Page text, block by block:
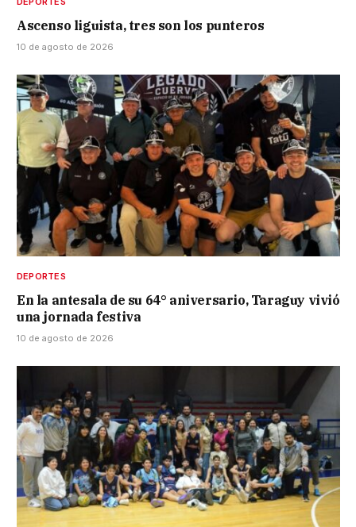
Ascenso liguista, tres son los punteros
10 de agosto de 2026
DEPORTES
En la antesala de su 64° aniversario, Taraguy vivió
una jornada festiva
10 de agosto de 2026